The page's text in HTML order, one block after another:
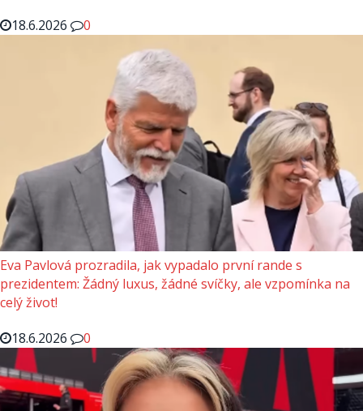
18.6.2026
0
Eva Pavlová prozradila, jak vypadalo první rande s
prezidentem: Žádný luxus, žádné svíčky, ale vzpomínka na
celý život!
18.6.2026
0